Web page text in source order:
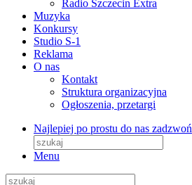
Radio Szczecin Extra
Muzyka
Konkursy
Studio S-1
Reklama
O nas
Kontakt
Struktura organizacyjna
Ogłoszenia, przetargi
Najlepiej po prostu do nas zadzwoń
Menu